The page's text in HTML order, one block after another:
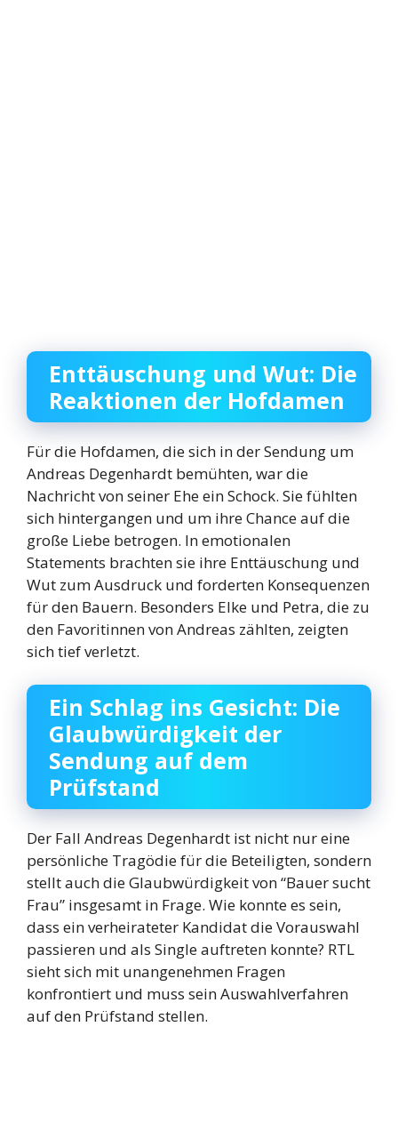
Enttäuschung und Wut: Die
Reaktionen der Hofdamen
Für die Hofdamen, die sich in der Sendung um
Andreas Degenhardt bemühten, war die
Nachricht von seiner Ehe ein Schock. Sie fühlten
sich hintergangen und um ihre Chance auf die
große Liebe betrogen. In emotionalen
Statements brachten sie ihre Enttäuschung und
Wut zum Ausdruck und forderten Konsequenzen
für den Bauern. Besonders Elke und Petra, die zu
den Favoritinnen von Andreas zählten, zeigten
sich tief verletzt.
Ein Schlag ins Gesicht: Die
Glaubwürdigkeit der
Sendung auf dem
Prüfstand
Der Fall Andreas Degenhardt ist nicht nur eine
persönliche Tragödie für die Beteiligten, sondern
stellt auch die Glaubwürdigkeit von “Bauer sucht
Frau” insgesamt in Frage. Wie konnte es sein,
dass ein verheirateter Kandidat die Vorauswahl
passieren und als Single auftreten konnte? RTL
sieht sich mit unangenehmen Fragen
konfrontiert und muss sein Auswahlverfahren
auf den Prüfstand stellen.